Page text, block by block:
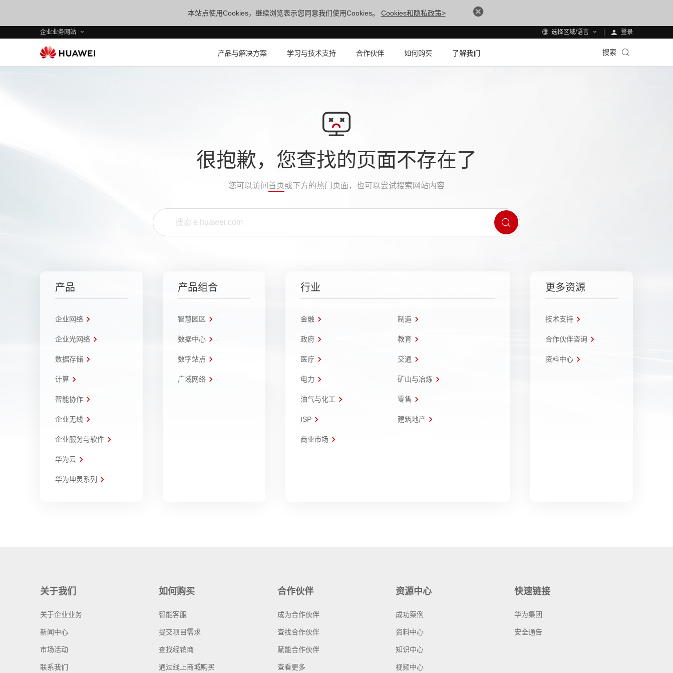
本站点使用Cookies，继续浏览表示您同意我们使用Cookies。 Cookies和隐私政策>
企业业务网站 选择区域/语言 登录
产品与解决方案 学习与技术支持 合作伙伴 如何购买 了解我们 搜索
很抱歉，您查找的页面不存在了
您可以访问 首页或下方的热门页面，也可以尝试搜索网站内容
产品
企业网络
企业光网络
数据存储
计算
智能协作
企业无线
企业服务与软件
华为云
华为坤灵系列
产品组合
智慧园区
数据中心
数字站点
广域网络
行业
金融 制造
政府 教育
医疗 交通
电力 矿山与冶炼
油气与化工 零售
ISP 建筑地产
商业市场
更多资源
技术支持
合作伙伴咨询
资料中心
关于我们
关于企业业务
新闻中心
市场活动
联系我们
如何购买
智能客服
提交项目需求
查找经销商
通过线上商城购买
合作伙伴
成为合作伙伴
查找合作伙伴
赋能合作伙伴
查看更多
资源中心
成功案例
资料中心
知识中心
视频中心
快速链接
华为集团
安全通告